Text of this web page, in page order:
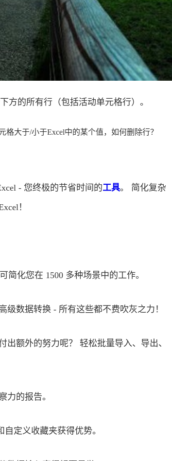
方的所有行（包括活动单元格行）。
大于/小于Excel中的某个值，如何删除行？
- 您终极的节省时间的工具。 简化复杂
！
简化您在 1500 多种场景中的工作。
级数据转换 - 所有这些都不费吹灰之力！
出额外的努力呢？ 轻松批量导入、导出、
力的报告。
定义收藏夹获得优势。